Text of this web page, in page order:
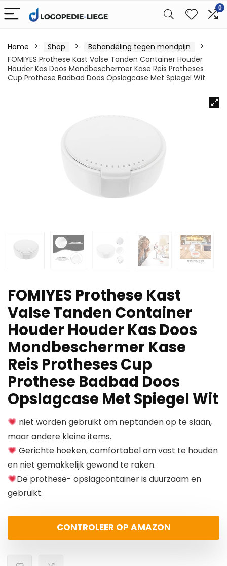
0
Home Shop
Behandeling tegen mondpijn
FOMIYES Prothese Kast Valse Tanden Container Houder
Houder Kas Doos Mondbeschermer Kase Reis Protheses
Cup Prothese Badbad Doos Opslagcase Met Spiegel Wit
FOMIYES Prothese Kast
Valse Tanden Container
Houder Houder Kas Doos
Mondbeschermer Kase
Reis Protheses Cup
Prothese Badbad Doos
Opslagcase Met Spiegel Wit
niet worden gebruikt om neptanden op te slaan,
maar andere kleine items.
Gerichte hoeken, comfortabel om vast te houden
en niet gemakkelijk gewond te raken.
De prothese- opslagcontainer is duurzaam en
gebruikt.
CONTROLEER OP AMAZON